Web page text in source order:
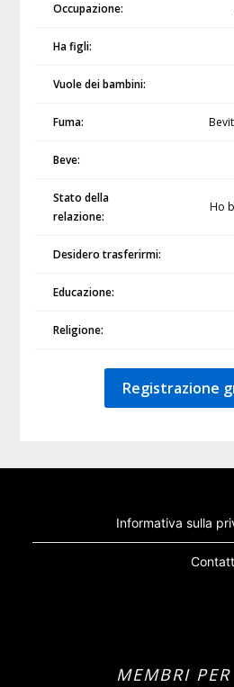
Occupazione:
Ha figli:
Vuole dei bambini:
Fuma:
Beve:
Stato della
relazione:
Ho
Desidero trasferirmi:
Educazione:
Religione:
Registrazione
Informativa sulla
MEMBRI